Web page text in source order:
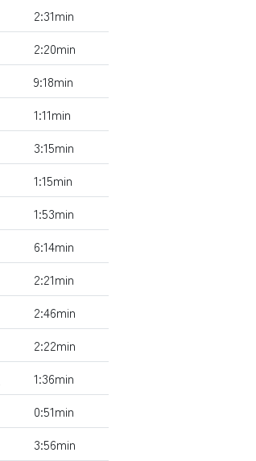
2:31min
2:20min
9:18min
1:11min
3:15min
1:15min
1:53min
6:14min
2:21min
2:46min
2:22min
1:36min
0:51min
3:56min